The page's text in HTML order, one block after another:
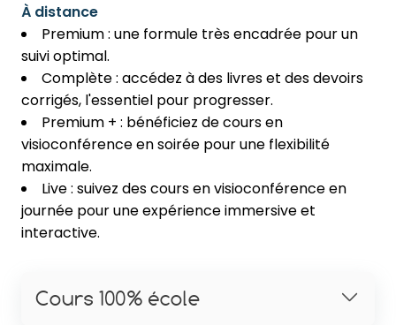
À distance
Premium : une formule très encadrée pour un
suivi optimal.
Complète : accédez à des livres et des devoirs
corrigés, l'essentiel pour progresser.
Premium + : bénéficiez de cours en
visioconférence en soirée pour une flexibilité
maximale.
Live : suivez des cours en visioconférence en
journée pour une expérience immersive et
interactive.
Cours 100% école